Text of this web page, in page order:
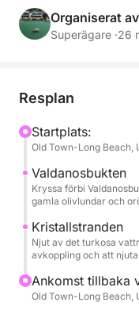
mer naturligt och
olika fågelarter
Ulcinjs långa
Turen fortsätter
Ulcinj, där du kan
och de berömda
också Valdanos-
känd för sitt klara
Abramovichs hus.
En unik upplevelse
kustlinjen,
Organiserat
Superägare ·26
Resplan
Startplats:
Old Town-Long Beach,
Valdanosbukten
Kryssa förbi
gamla olivlundar och
Kristallstranden
Njut av det turkosa
avkoppling och att
Ankomst tillbaka
Old Town-Long Beach,